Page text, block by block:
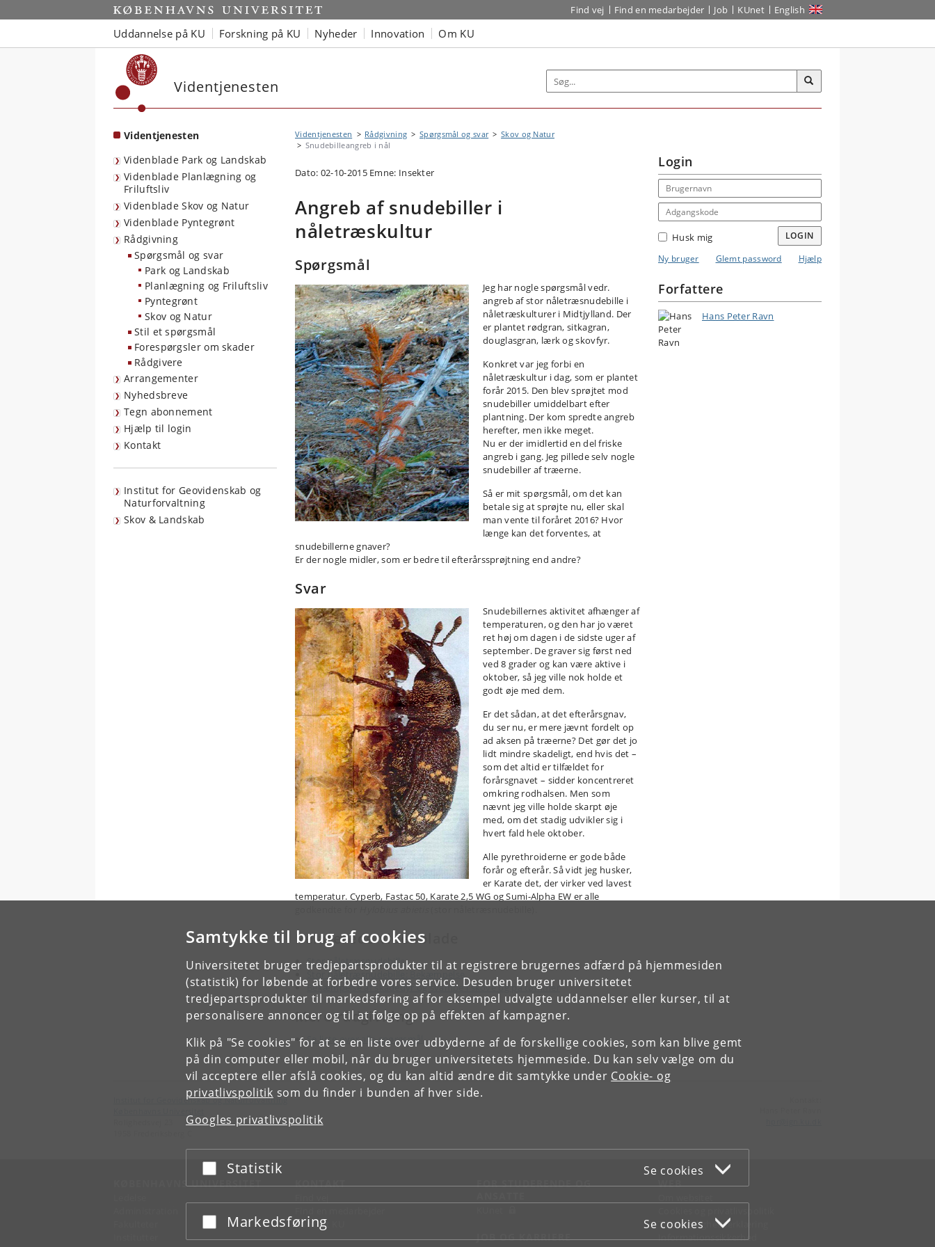
Samtykke til brug af cookies
Universitetet bruger tredjepartsprodukter til at registrere brugernes adfærd på hjemmesiden
(statistik) for løbende at forbedre vores service. Desuden bruger universitetet
tredjepartsprodukter til markedsføring af for eksempel udvalgte uddannelser eller kurser, til at
personalisere annoncer og til at følge op på effekten af kampagner.
Klik på "Se cookies" for at se en liste over udbyderne af de forskellige cookies, som kan blive gemt
på din computer eller mobil, når du bruger universitetets hjemmeside. Du kan selv vælge om du
vil acceptere eller afslå cookies, og du kan altid ændre dit samtykke under Cookie- og
privatlivspolitik som du finder i bunden af hver side.
Googles privatlivspolitik
Acceptér eller afslå
Statistik Se cookies
Acceptér eller afslå
Markedsføring Se cookies
Start Find vej Find en medarbejder Job KUnet English
Uddannelse på KU Forskning på KU Nyheder Innovation Om KU
Videntjenesten
Videntjenesten
Videnblade Park og Landskab
Videnblade Planlægning og
Friluftsliv
Videnblade Skov og Natur
Videnblade Pyntegrønt
Rådgivning
Spørgsmål og svar
Park og Landskab
Planlægning og Friluftsliv
Pyntegrønt
Skov og Natur
Stil et spørgsmål
Forespørgsler om skader
Rådgivere
Arrangementer
Nyhedsbreve
Tegn abonnement
Hjælp til login
Kontakt
Institut for Geovidenskab og
Naturforvaltning
Skov & Landskab
Videntjenesten Rådgivning Spørgsmål og svar
Skov og Natur
Snudebilleangreb i nål
Dato: 02-10-2015 Emne: Insekter
Angreb af snudebiller i
nåletræskultur
Spørgsmål
Jeg har nogle spørgsmål vedr.
angreb af stor nåletræsnudebille i
nåletræskulturer i Midtjylland. Der
er plantet rødgran, sitkagran,
douglasgran, lærk og skovfyr.
Konkret var jeg forbi en
nåletræskultur i dag, som er plantet
forår 2015. Den blev sprøjtet mod
snudebiller umiddelbart efter
plantning. Der kom spredte angreb
herefter, men ikke meget.
Nu er der imidlertid en del friske
angreb i gang. Jeg pillede selv nogle
snudebiller af træerne.
Så er mit spørgsmål, om det kan
betale sig at sprøjte nu, eller skal
man vente til foråret 2016? Hvor
længe kan det forventes, at
snudebillerne gnaver?
Er der nogle midler, som er bedre til efterårssprøjtning end andre?
Svar
Snudebillernes aktivitet afhænger af
temperaturen, og den har jo været
ret høj om dagen i de sidste uger af
september. De graver sig først ned
ved 8 grader og kan være aktive i
oktober, så jeg ville nok holde et
godt øje med dem.
Er det sådan, at det efterårsgnav,
du ser nu, er mere jævnt fordelt op
ad aksen på træerne? Det gør det jo
lidt mindre skadeligt, end hvis det –
som det altid er tilfældet for
forårsgnavet – sidder koncentreret
omkring rodhalsen. Men som
nævnt jeg ville holde skarpt øje
med, om det stadig udvikler sig i
hvert fald hele oktober.
Alle pyrethroiderne er gode både
forår og efterår. Så vidt jeg husker,
er Karate det, der virker ved lavest
temperatur. Cyperb, Fastac 50, Karate 2,5 WG og Sumi-Alpha EW er alle
Relaterede videnblade
Stor nåletræsnudebille
Stor nåletræsnudebille: Bekæmpelse
Bekæmpelse af skadedyr og svampe i skove og på tømmer
Mere rådgivning
Se liste over alle spørgsmål
Login
Email address
Adgangskode
Husk mig
LOGIN
Ny bruger
Glemt password Hjælp
Forfattere
Hans Peter Ravn
Institut for Geovidenskab og Naturforvaltning
KØBENHAVNS UNIVERSITET KONTAKT
Kontakt KU
FOR STUDERENDE OG
JOB OG KARRIERE
WEB
Tilgængelighedserklæring
Informationssikkerhed